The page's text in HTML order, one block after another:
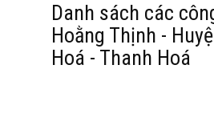
Danh sách các
Hoằng Thịnh -
Hoá - Thanh Hoá